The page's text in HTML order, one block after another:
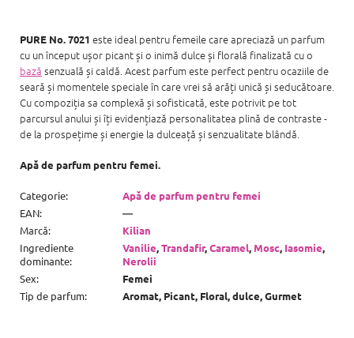
PURE No. 7021 este ideal pentru femeile care apreciază un parfum
cu un început ușor picant și o inimă dulce și florală finalizată cu o
bază senzuală și caldă. Acest parfum este perfect pentru ocaziile de
seară și momentele speciale în care vrei să arăți unică și seducătoare.
Cu compoziția sa complexă și sofisticată, este potrivit pe tot
parcursul anului și îți evidențiază personalitatea plină de contraste -
de la prospețime și energie la dulceață și senzualitate blândă.
Apă de parfum pentru femei.
Categorie:
Apă de parfum pentru femei
EAN:
—
Marcă:
Kilian
Ingrediente
dominante:
Vanilie,Trandafir,Caramel,Mosc, Iasomie,
Nerolii
Sex:
Femei
Tip de parfum: Aromat, Picant, Floral, dulce, Gurmet